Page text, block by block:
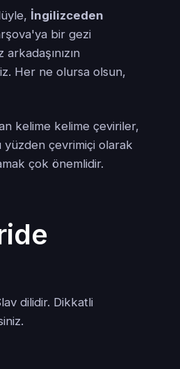
İngilizceden
bir gezi
Her ne olursa olsun,
kelime kelime çeviriler,
yüzden çevrimiçi olarak
çok önemlidir.
dilidir. Dikkatli